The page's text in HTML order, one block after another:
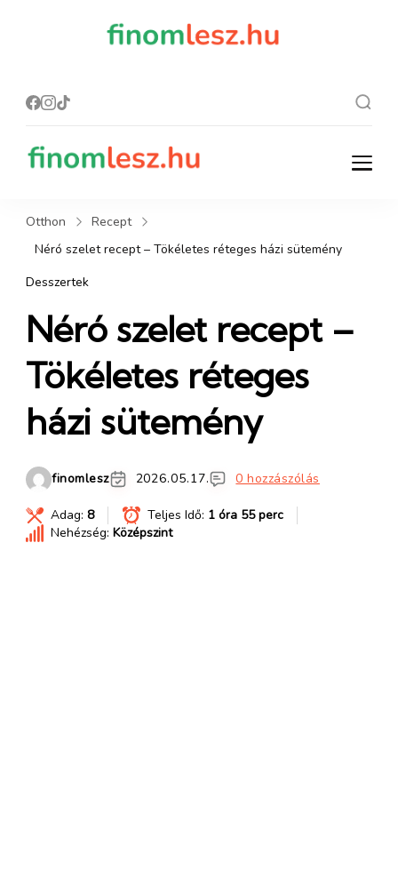
finomlesz.hu
Recept, ami finom lesz.
Otthon
Recept
Néró szelet recept – Tökéletes réteges házi sütemény
Desszertek
Néró szelet recept –
Tökéletes réteges
házi sütemény
finomlesz 2026.05.17. 0 hozzászólás
Adag: 8 Teljes Idő: 1 óra 55 perc
Nehézség: Középszint